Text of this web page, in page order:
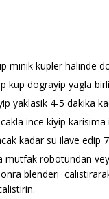
minik kupler halinde
kup dograyip yagla
yaklasik 4-5 dakika
ince kiyip
kadar su ilave edip
mutfak robotundan
blenderi